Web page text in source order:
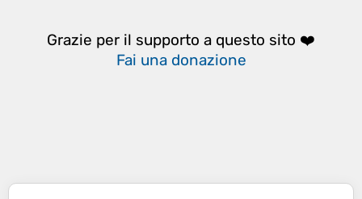
Grazie per il supporto a questo sito ❤️
Fai una donazione